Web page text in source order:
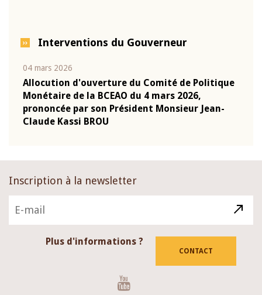
Interventions du Gouverneur
04 mars 2026
Allocution d'ouverture du Comité de Politique
Monétaire de la BCEAO du 4 mars 2026,
prononcée par son Président Monsieur Jean-
Claude Kassi BROU
Inscription à la newsletter
Plus d'informations ?
CONTACT